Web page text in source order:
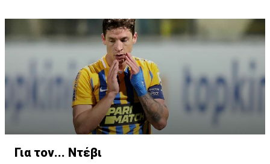
προπονητή. Η συμπεριφορά του μετά το τέλος του
αγώνα στη δημοσιογραφική γι' άλλη μία φορά δεν ήταν
η πρέπων, αφού πολλοί είναι αυτοί που πιστεύουν ότι
τουλάχιστον αυτό έπρεπε να λεχθεί από τα χείλη του
Ελλαδίτη τεχνικό ήταν μία συγνώμη.
Για τον... Ντέβι